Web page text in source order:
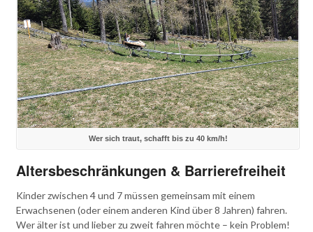
Wer sich traut, schafft bis zu 40 km/h!
Altersbeschränkungen & Barrierefreiheit
Kinder zwischen 4 und 7 müssen gemeinsam mit einem
Erwachsenen (oder einem anderen Kind über 8 Jahren) fahren.
Wer älter ist und lieber zu zweit fahren möchte – kein Problem!